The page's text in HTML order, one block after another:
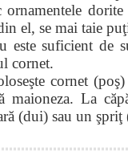
el, se mai taie
suficient de
cornet.
cornet
maioneza. La
(dui) sau un